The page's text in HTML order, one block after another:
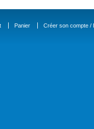
Panier Créer son compte /